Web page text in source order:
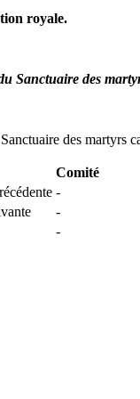
royale.
Sanctuaire des
des martyrs
Comité
-
-
-